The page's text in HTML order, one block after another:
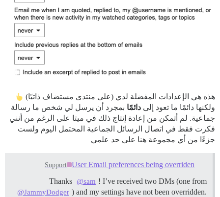
هذه هي الإعدادات المفضلة لدي (على منتدى مستضاف ذاتيًا)
ولكنها دائمًا ما تعود إلى دائمًا بمجرد أن يرسل لي شخص ما رسالة
جماعية. لم أتمكن من إعادة إنتاج ذلك في ميتا على الرغم من أنني
فكرت فقط في اتصال الرسائل الجماعية المحتمل اليوم ولست
جزءًا من أي مجموعة هنا على حد علمي
User Email preferences being overriden
Support
Thanks @sam ! I’ve received two DMs (one from
@JammyDodger ) and my settings have not been overridden.